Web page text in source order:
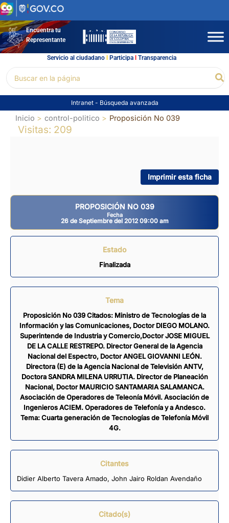
Ir
al
contenidoEncuentra tu
Representante
Servicio al ciudadano l Participal Transparencia
por:
Intranet - Búsqueda avanzada
Inicio control-politico Proposición No 039
Visitas: 209
Imprimir esta ficha
PROPOSICIÓN NO 039
Fecha
26 de Septiembre del 2012 09:00 am
Estado
Finalizada
Tema
Proposición No 039 Citados: Ministro de Tecnologías de la
Información y las Comunicaciones, Doctor DIEGO MOLANO.
Superintende de Industria y Comercio,Doctor JOSE MIGUEL
DE LA CALLE RESTREPO. Director General de la Agencia
Nacional del Espectro, Doctor ANGEL GIOVANNI LEÓN.
Directora (E) de la Agencia Nacional de Televisión ANTV,
Doctora SANDRA MILENA URRUTIA. Director de Planeación
Nacional, Doctor MAURICIO SANTAMARIA SALAMANCA.
Asociación de Operadores de Teleonía Móvil. Asociación de
Ingenieros ACIEM. Operadores de Telefonía y a Andesco.
Tema: Cuarta generación de Tecnologías de Telefonía Móvil
4G.
Citantes
Didier Alberto Tavera Amado, John Jairo Roldan Avendaño
Citado(s)